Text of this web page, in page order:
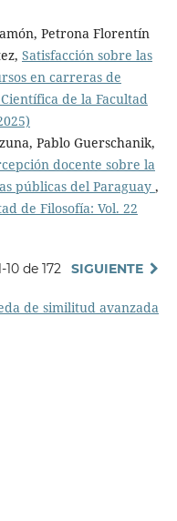
Petrona Florentín
Satisfacción sobre las
en carreras de
de la Facultad
Pablo Guerschanik,
docente sobre la
públicas del Paraguay ,
de Filosofía: Vol. 22
10 de 172 SIGUIENTE
de similitud avanzada